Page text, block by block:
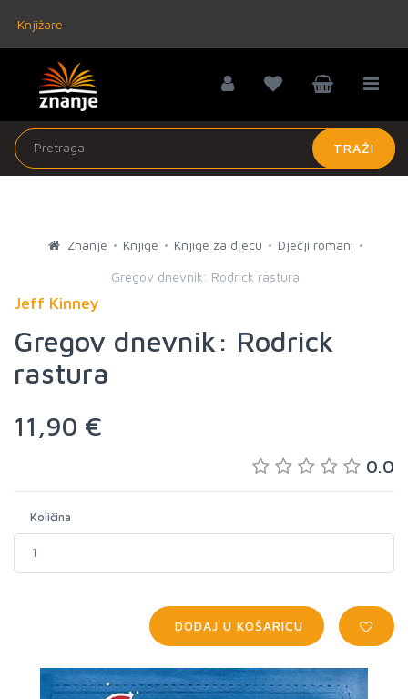
Knjižare
TRAŽI
Znanje Knjige Knjige za djecu Dječji romani
Gregov dnevnik: Rodrick rastura
Jeff Kinney
Gregov dnevnik: Rodrick
rastura
11,90 €
0.0
Količina
DODAJ U KOŠARICU